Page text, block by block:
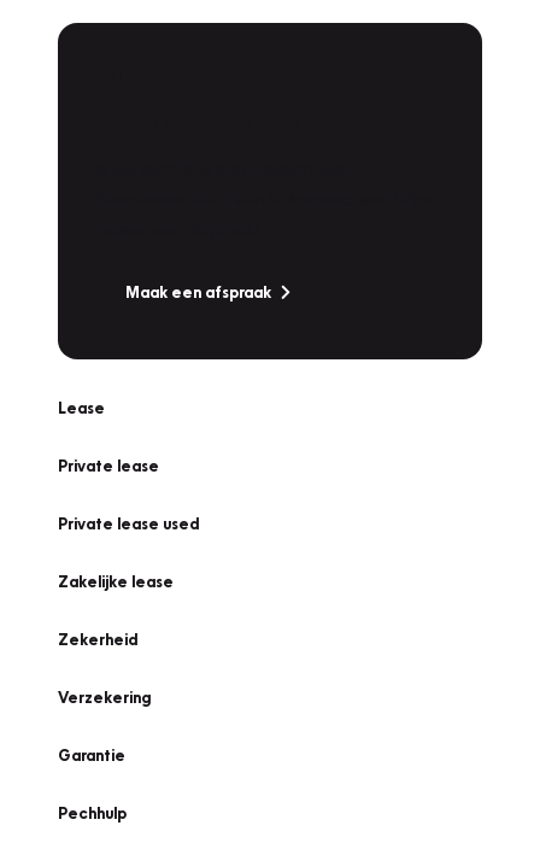
Maak een afspraak
Lease
Private lease
Private lease used
Zakelijke lease
Zekerheid
Verzekering
Garantie
Pechhulp